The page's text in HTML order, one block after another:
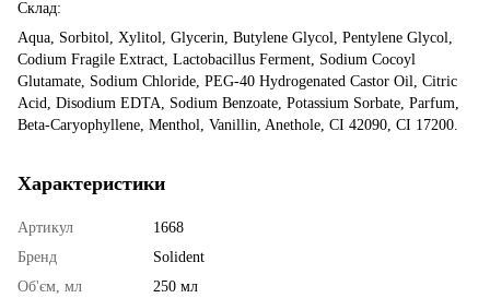
Склад:
Aqua, Sorbitol, Xylitol, Glycerin, Butylene Glycol, Pentylene Glycol,
Codium Fragile Extract, Lactobacillus Ferment, Sodium Cocoyl
Glutamate, Sodium Chloride, PEG-40 Hydrogenated Castor Oil, Citric
Acid, Disodium EDTA, Sodium Benzoate, Potassium Sorbate, Parfum,
Beta-Caryophyllene, Menthol, Vanillin, Anethole, CI 42090, CI 17200.
Характеристики
Артикул
1668
Бренд
Solident
Об'єм, мл
250 мл